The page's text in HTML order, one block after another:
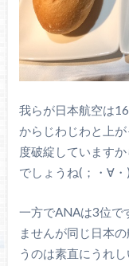
我らが日本航空は
からじわじわと上
度破綻しています
でしょうね(；・∀・)
一方でANAは3位で
ませんが同じ日本
うのは素直にうれし